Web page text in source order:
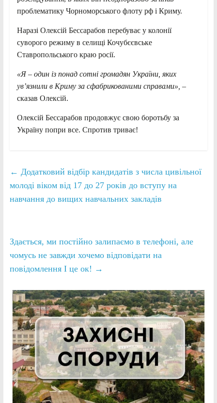
проблематику Чорноморського флоту рф і Криму.
Наразі Олексій Бессарабов перебуває у колонії
суворого режиму в селищі Кочубєєвське
Ставропольського краю росії.
«Я – один із понад сотні громадян України, яких
ув’язнили в Криму за сфабрикованими справами», –
сказав Олексій.
Олексій Бессарабов продовжує свою боротьбу за
Україну попри все. Спротив триває!
← Додатковий відбір кандидатів з числа цивільної
молоді віком від 17 до 27 років до вступу на
навчання до вищих навчальних закладів
Здається, ми постійно залипаємо в телефоні, але
чомусь не завжди хочемо відповідати на
повідомлення І це ок! →